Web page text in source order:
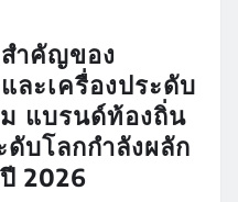
ำคัญของ
ละเครื่องประดับ
แบรนด์ท้องถิ่น
บโลกกำลังผลัก
2026